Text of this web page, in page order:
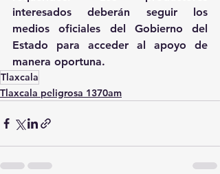
interesados deberán seguir los
medios oficiales del Gobierno del
Estado para acceder al apoyo de
manera oportuna.
Tlaxcala
Tlaxcala peligrosa 1370am